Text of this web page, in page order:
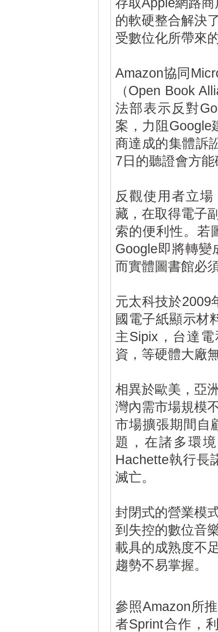
的軟硬整合解決
受數位化所帶來
Amazon協同
（Open Book
法部表示反對
案，力阻Google
商達成的集體訴
7日的聽證會方
反觀使用者立
藏，在取得電子
索的便利性。若
Google即將轉
而實體圖書館必
元太科技於2009
國電子紙顯示材
主Sipix，台達
資，等硬體大廠
相異於歐美，亞
灣內需市場規模
市場擴張期間自
題，在諸多環
Hachette執行長
滅亡。
封閉式的營業模
到失控的數位音
載具的成熟度不
趨勢不易掌握。
參照Amazon所
者Sprint合作，